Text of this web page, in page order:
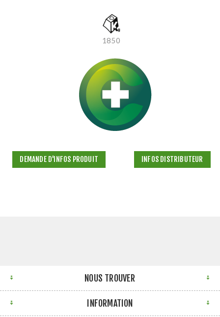
1850
DEMANDE D'INFOS PRODUIT INFOS DISTRIBUTEUR
NOUS TROUVER
INFORMATION